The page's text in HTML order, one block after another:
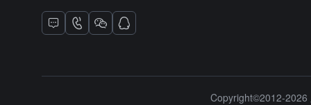
Copyright©2012-2026